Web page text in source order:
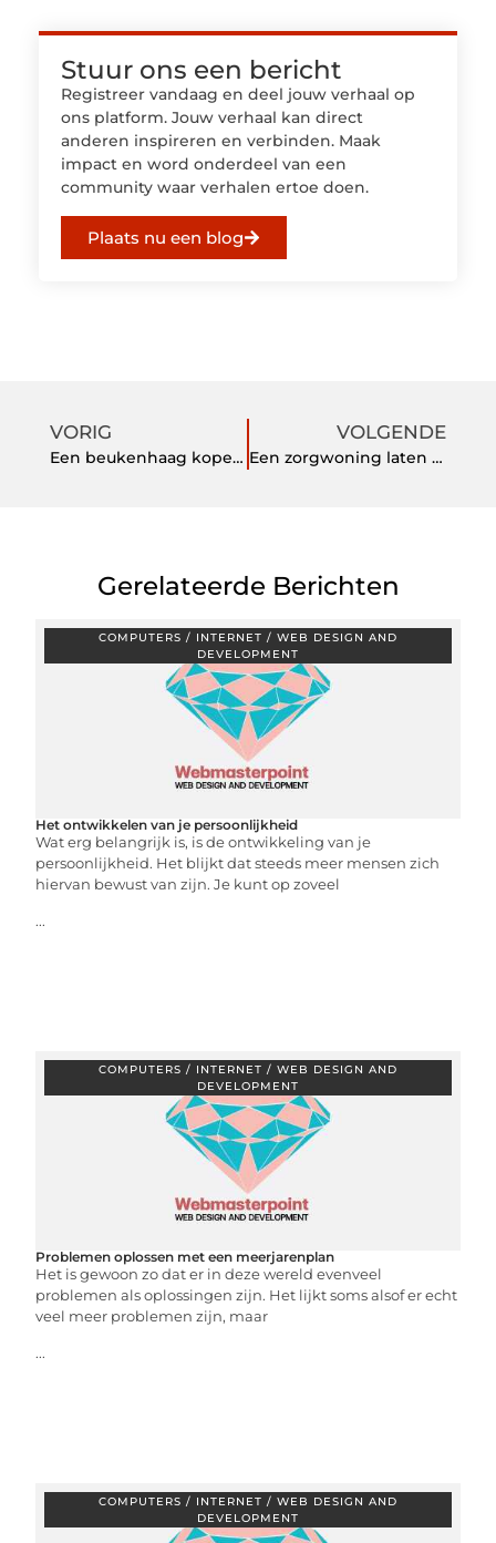
Stuur ons een bericht
Registreer vandaag en deel jouw verhaal op
ons platform. Jouw verhaal kan direct
anderen inspireren en verbinden. Maak
impact en word onderdeel van een
community waar verhalen ertoe doen.
Plaats nu een blog
VORIG
Een beukenhaag kopen om uw tuin iets extra’s te geven
VOLGENDE
Een zorgwoning laten bouwen voor een comfortabele manier van leven
Gerelateerde Berichten
COMPUTERS / INTERNET / WEB DESIGN AND
DEVELOPMENT
Het ontwikkelen van je persoonlijkheid
Wat erg belangrijk is, is de ontwikkeling van je
persoonlijkheid. Het blijkt dat steeds meer mensen zich
hiervan bewust van zijn. Je kunt op zoveel
...
COMPUTERS / INTERNET / WEB DESIGN AND
DEVELOPMENT
Problemen oplossen met een meerjarenplan
Het is gewoon zo dat er in deze wereld evenveel
problemen als oplossingen zijn. Het lijkt soms alsof er echt
veel meer problemen zijn, maar
...
COMPUTERS / INTERNET / WEB DESIGN AND
DEVELOPMENT